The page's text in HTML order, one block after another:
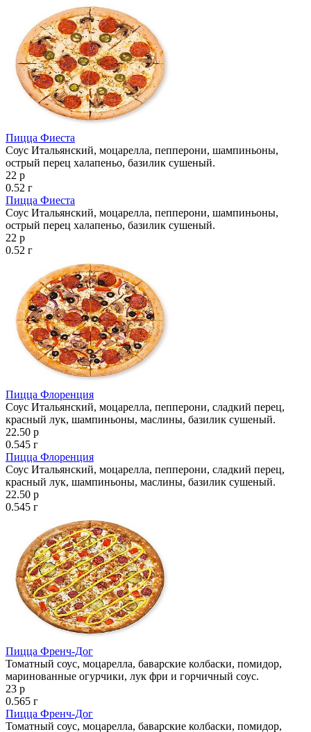
Пицца Фиеста
Соус Итальянский, моцарелла, пепперони, шампиньоны,
острый перец халапеньо, базилик сушеный.
22 р
0.52 г
Пицца Фиеста
Соус Итальянский, моцарелла, пепперони, шампиньоны,
острый перец халапеньо, базилик сушеный.
22 р
0.52 г
Пицца Флоренция
Соус Итальянский, моцарелла, пепперони, сладкий перец,
красный лук, шампиньоны, маслины, базилик сушеный.
22.50 р
0.545 г
Пицца Флоренция
Соус Итальянский, моцарелла, пепперони, сладкий перец,
красный лук, шампиньоны, маслины, базилик сушеный.
22.50 р
0.545 г
Пицца Френч-Дог
Томатный соус, моцарелла, баварские колбаски, помидор,
маринованные огурчики, лук фри и горчичный соус.
23 р
0.565 г
Пицца Френч-Дог
Томатный соус, моцарелла, баварские колбаски, помидор,